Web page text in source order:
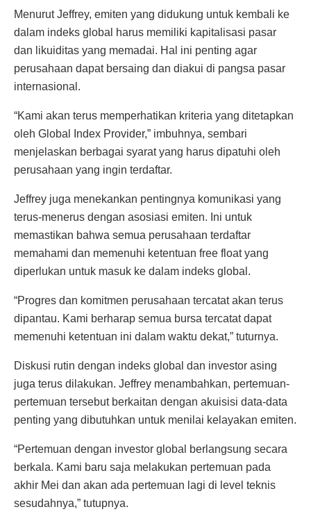
Menurut Jeffrey, emiten yang didukung untuk kembali ke
dalam indeks global harus memiliki kapitalisasi pasar
dan likuiditas yang memadai. Hal ini penting agar
perusahaan dapat bersaing dan diakui di pangsa pasar
internasional.
“Kami akan terus memperhatikan kriteria yang ditetapkan
oleh Global Index Provider,” imbuhnya, sembari
menjelaskan berbagai syarat yang harus dipatuhi oleh
perusahaan yang ingin terdaftar.
Jeffrey juga menekankan pentingnya komunikasi yang
terus-menerus dengan asosiasi emiten. Ini untuk
memastikan bahwa semua perusahaan terdaftar
memahami dan memenuhi ketentuan free float yang
diperlukan untuk masuk ke dalam indeks global.
“Progres dan komitmen perusahaan tercatat akan terus
dipantau. Kami berharap semua bursa tercatat dapat
memenuhi ketentuan ini dalam waktu dekat,” tuturnya.
Diskusi rutin dengan indeks global dan investor asing
juga terus dilakukan. Jeffrey menambahkan, pertemuan-
pertemuan tersebut berkaitan dengan akuisisi data-data
penting yang dibutuhkan untuk menilai kelayakan emiten.
“Pertemuan dengan investor global berlangsung secara
berkala. Kami baru saja melakukan pertemuan pada
akhir Mei dan akan ada pertemuan lagi di level teknis
sesudahnya,” tutupnya.